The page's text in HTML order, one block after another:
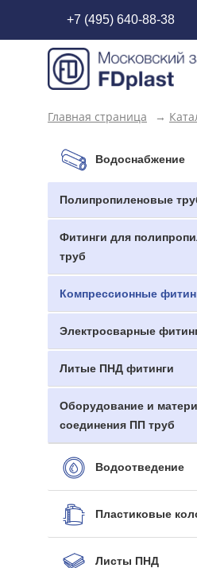
+7 (495) 640-88-38
Главная страница →
Водоснабжение
Полипропиленовые
Фитинги для
труб
Компрессионные
Электросварные
Литые ПНД фитинги
Оборудование и
соединения ПП труб
Водоотведение
Пластиковые
Листы ПНД